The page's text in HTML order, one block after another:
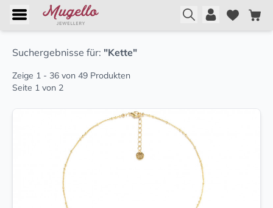
Suchergebnisse für: "Kette"
Zeige 1 - 36 von 49 Produkten
Seite 1 von 2